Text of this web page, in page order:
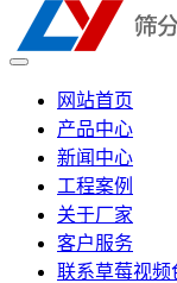
网站首页
产品中心
新闻中心
工程案例
关于厂家
客户服务
联系草莓视频